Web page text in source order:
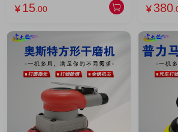
￥ 15 .00 ￥ 380